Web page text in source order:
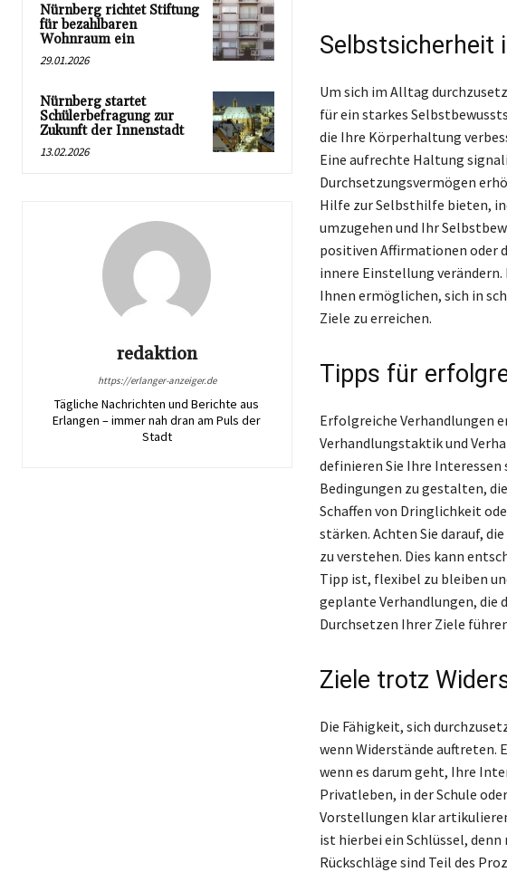
Nürnberg richtet Stiftung
für bezahlbaren
Wohnraum ein
29.01.2026
Nürnberg startet
Schülerbefragung zur
Zukunft der Innenstadt
13.02.2026
redaktion
https://erlanger-anzeiger.de
Tägliche Nachrichten und Berichte aus
Erlangen – immer nah dran am Puls der
Stadt
Selbstsicherheit
Um sich im Alltag
für ein starkes
die Ihre Körperhaltung
Eine aufrechte Haltung
Durchsetzungsvermögen
Hilfe zur Selbsthilfe bieten,
umzugehen und Ihr
positiven Affirmationen oder
innere Einstellung
Ihnen ermöglichen, sich in
Ziele zu erreichen.
Tipps für
Erfolgreiche Verhandlungen
Verhandlungstaktik und
definieren Sie Ihre Interessen
Bedingungen zu gestalten,
Schaffen von Dringlichkeit
stärken. Achten Sie darauf,
zu verstehen. Dies kann
Tipp ist, flexibel zu bleiben
geplante Verhandlungen, die
Durchsetzen Ihrer Ziele
Ziele trotz
Die Fähigkeit, sich
wenn Widerstände auftreten.
wenn es darum geht, Ihre
Privatleben, in der Schule
Vorstellungen klar
ist hierbei ein Schlüssel,
Rückschläge sind Teil des